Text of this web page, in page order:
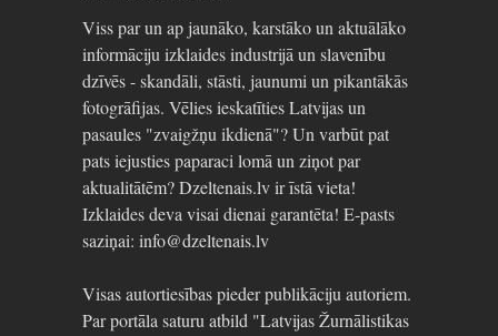
Viss par un ap jaunāko, karstāko un aktuālāko
informāciju izklaides industrijā un slavenību
dzīvēs - skandāli, stāsti, jaunumi un pikantākās
fotogrāfijas. Vēlies ieskatīties Latvijas un
pasaules "zvaigžņu ikdienā"? Un varbūt pat
pats iejusties paparaci lomā un ziņot par
aktualitātēm? Dzeltenais.lv ir īstā vieta!
Izklaides deva visai dienai garantēta! E-pasts
saziņai: info@dzeltenais.lv
Visas autortiesības pieder publikāciju autoriem.
Par portāla saturu atbild "Latvijas Žurnālistikas